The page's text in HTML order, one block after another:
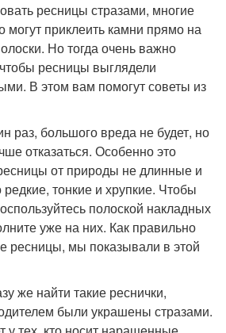
ресницы стразами, многие
могут приклеить камни прямо на
Но тогда очень важно
ресницы выглядели
В этом вам помогут советы из
раз, большого вреда не будет, но
отказаться. Особенно это
ресницы от природы не длинные и
редкие, тонкие и хрупкие. Чтобы
полоской накладных
уже на них. Как правильно
ресницы, мы показывали в этой
же найти такие реснички,
были украшены стразами.